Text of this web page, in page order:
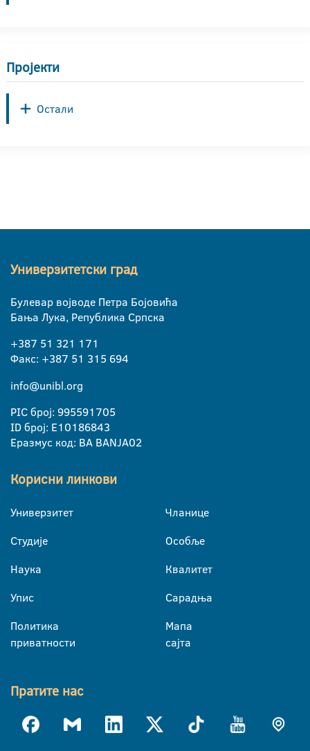
Пројекти
Остали
Универзитетски град
Булевар војводе Петра Бојовића
Бања Лука, Република Српска
+387 51 321 171
Факс: +387 51 315 694
info@unibl.org
PIC број: 995591705
ID број: E10186843
Еразмус код: BA BANJA02
Корисни линкови
Универзитет
Студије
Наука
Упис
Политика
приватности
Чланице
Особље
Квалитет
Сарадња
Мапа
сајта
Пратите нас